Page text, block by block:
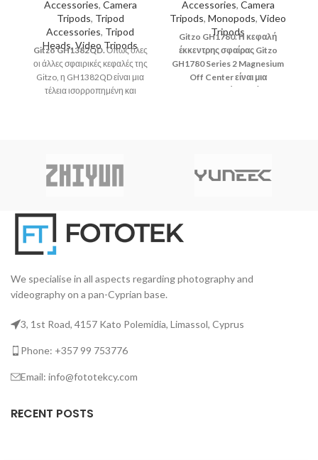
Accessories, Camera
Tripods, Tripod
Accessories, Tripod
Heads,Video Tripods
Gitzo GH1382QD.Όπως όλες
οι άλλες σφαιρικές κεφαλές της
Gitzo, η GH1382QD είναι μια
τέλεια ισορροπημένη και
Accessories, Camera
Tripods, Monopods, Video
Tripods
Gitzo GH1780. Η κεφαλή
έκκεντρης σφαίρας Gitzo
GH1780 Series 2 Magnesium
Off Center είναι μια
We specialise in all aspects regarding photography and
videography on a pan-Cyprian base.
3, 1st Road, 4157 Kato Polemidia, Limassol, Cyprus
Phone: +357 99 753776
Email: info@fototekcy.com
RECENT POSTS